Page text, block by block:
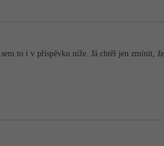
to i v příspěvku níže. Já chtěl jen zmínit,